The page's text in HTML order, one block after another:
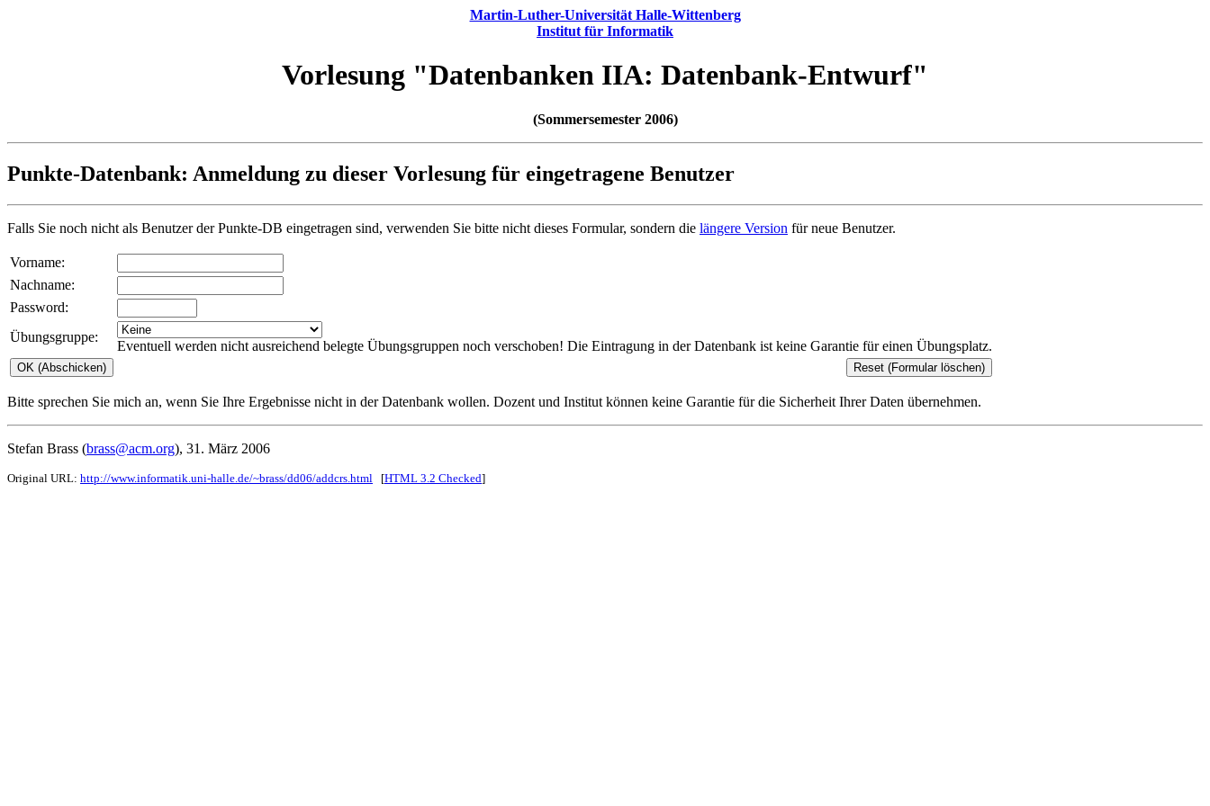
Martin-Luther-Universität Halle-Wittenberg
Institut für Informatik
Vorlesung "Datenbanken IIA: Datenbank-Entwurf"
(Sommersemester 2006)
Punkte-Datenbank: Anmeldung zu dieser Vorlesung für eingetragene Benutzer
Falls Sie noch nicht als Benutzer der Punkte-DB eingetragen sind, verwenden Sie bitte nicht dieses Formular, sondern die längere Version für neue Benutzer.
Vorname:
Nachname:
Password:
Übungsgruppe:
Eventuell werden nicht ausreichend belegte Übungsgruppen noch verschoben! Die Eintragung in der Datenbank ist keine Garantie für einen Übungsplatz.
Bitte sprechen Sie mich an, wenn Sie Ihre Ergebnisse nicht in der Datenbank wollen. Dozent und Institut können keine Garantie für die Sicherheit Ihrer Daten übernehmen.
Stefan Brass (brass@acm.org), 31. März 2006
Original URL: http://www.informatik.uni-halle.de/~brass/dd06/addcrs.html [HTML 3.2 Checked]